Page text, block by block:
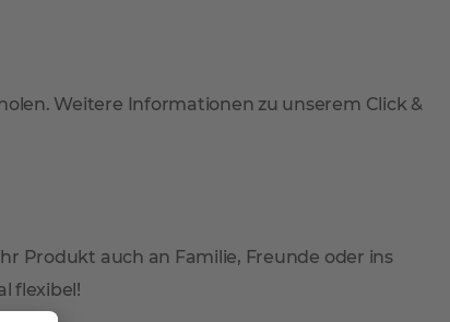
Weitere Informationen zu unserem Click &
Produkt auch an Familie, Freunde oder ins
flexibel!